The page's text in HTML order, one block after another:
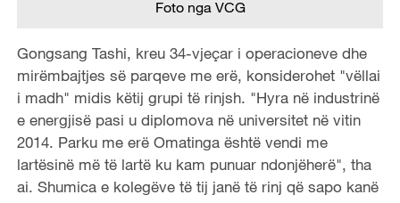
Foto nga VCG
Gongsang Tashi, kreu 34-vjeçar i operacioneve dhe
mirëmbajtjes së parqeve me erë, konsiderohet "vëllai
i madh" midis këtij grupi të rinjsh. "Hyra në industrinë
e energjisë pasi u diplomova në universitet në vitin
2014. Parku me erë Omatinga është vendi me
lartësinë më të lartë ku kam punuar ndonjëherë", tha
ai. Shumica e kolegëve të tij janë të rinj që sapo kanë